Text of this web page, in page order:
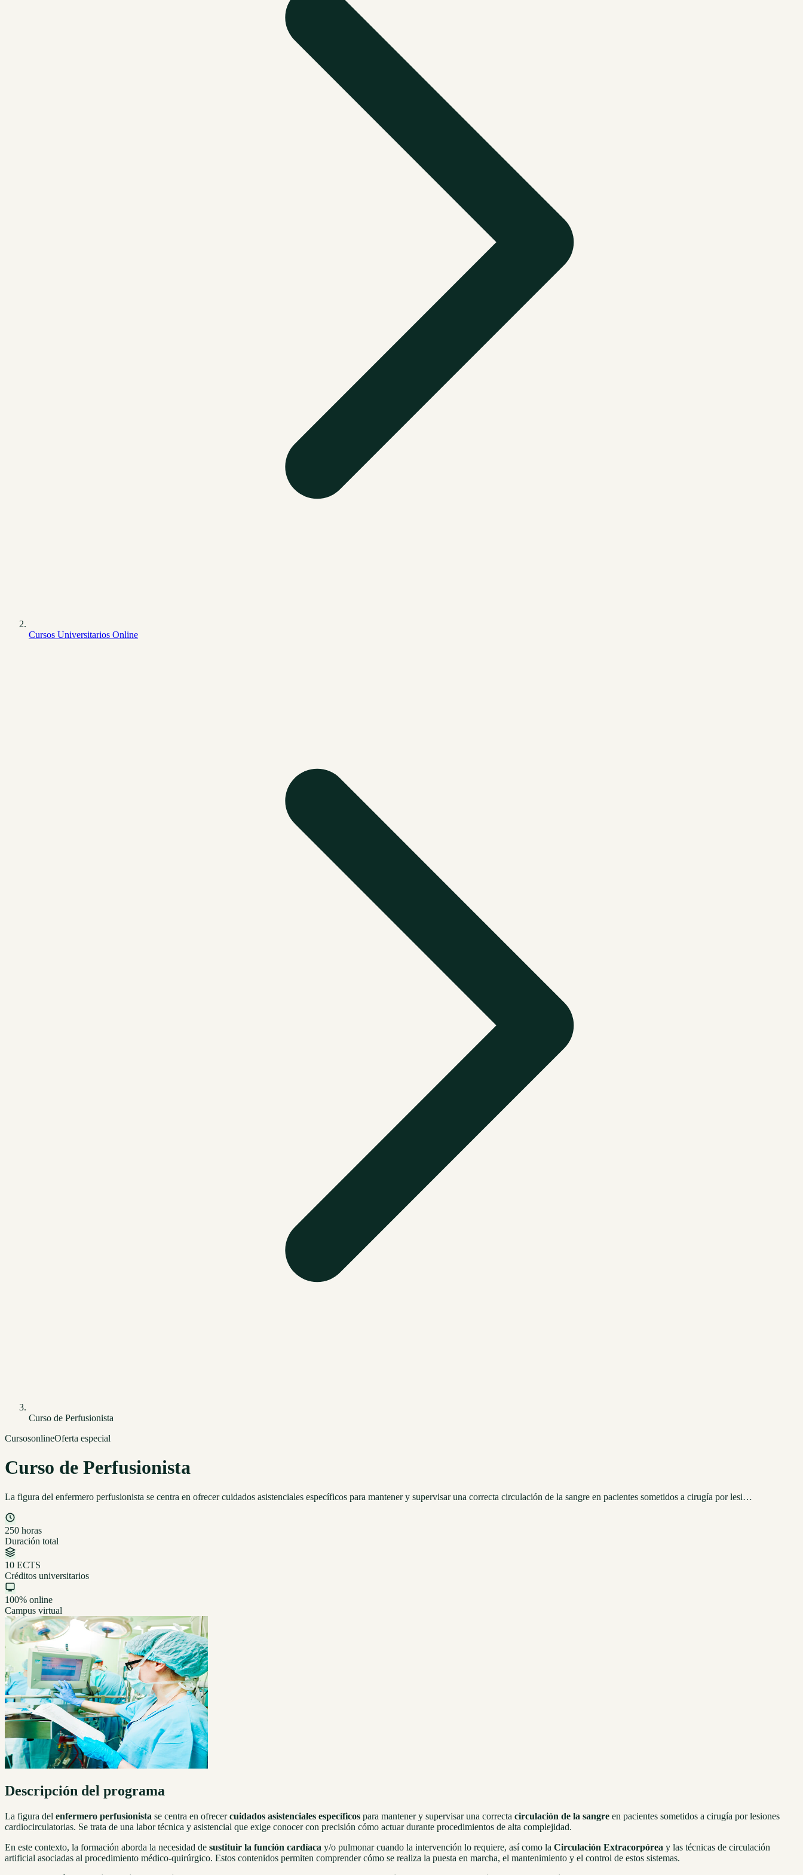
Cursos Universitarios Online
Curso de Perfusionista
CursosonlineOferta especial
Curso de Perfusionista
La figura del enfermero perfusionista se centra en ofrecer cuidados asistenciales específicos para mantener y supervisar una correcta circulación de la sangre en pacientes sometidos a cirugía por lesi…
250 horas
Duración total
10 ECTS
Créditos universitarios
100% online
Campus virtual
Descripción del programa
La figura del enfermero perfusionista se centra en ofrecercuidados asistenciales específicos para mantener y supervisar una correcta circulación de la sangre en pacientes sometidos a cirugía por lesiones
cardiocirculatorias. Se trata de una labor técnica y asistencial que exige conocer con precisión cómo actuar durante procedimientos de alta complejidad.
En este contexto, la formación aborda la necesidad de sustituir la función cardíaca y/o pulmonar cuando la intervención lo requiere, así como la Circulación Extracorpórea y las técnicas de circulación
artificial asociadas al procedimiento médico-quirúrgico. Estos contenidos permiten comprender cómo se realiza la puesta en marcha, el mantenimiento y el control de estos sistemas.